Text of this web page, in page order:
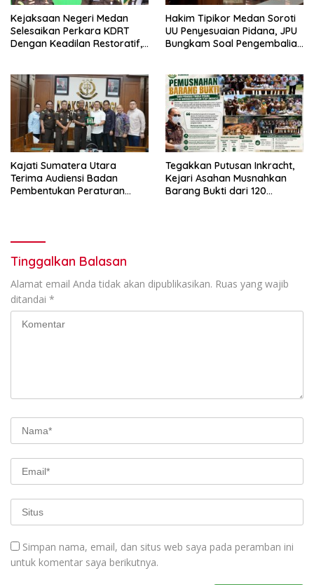
Kejaksaan Negeri Medan
Selesaikan Perkara KDRT
Dengan Keadilan Restoratif,
Rumahtangga
Hakim Tipikor Medan Soroti
UU Penyesuaian Pidana, JPU
Bungkam Soal Pengembalian
Kajati Sumatera Utara
Terima Audiensi Badan
Pembentukan Peraturan
Tegakkan Putusan Inkracht,
Kejari Asahan Musnahkan
Barang Bukti dari 120
Tinggalkan Balasan
Alamat email Anda tidak akan dipublikasikan. Ruas yang wajib
ditandai *
Simpan nama, email, dan situs web saya pada peramban ini
untuk komentar saya berikutnya.